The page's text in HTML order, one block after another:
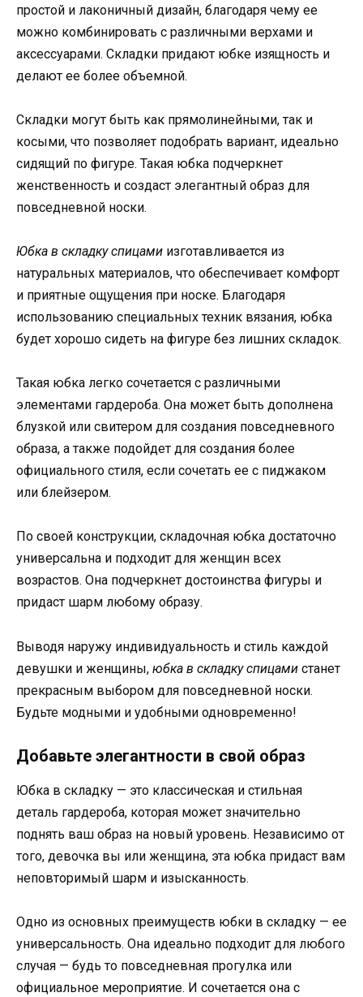
простой и лаконичный дизайн, благодаря чему ее
можно комбинировать с различными верхами и
аксессуарами. Складки придают юбке изящность и
делают ее более объемной.
Складки могут быть как прямолинейными, так и
косыми, что позволяет подобрать вариант, идеально
сидящий по фигуре. Такая юбка подчеркнет
женственность и создаст элегантный образ для
повседневной носки.
Юбка в складку спицами изготавливается из
натуральных материалов, что обеспечивает комфорт
и приятные ощущения при носке. Благодаря
использованию специальных техник вязания, юбка
будет хорошо сидеть на фигуре без лишних складок.
Такая юбка легко сочетается с различными
элементами гардероба. Она может быть дополнена
блузкой или свитером для создания повседневного
образа, а также подойдет для создания более
официального стиля, если сочетать ее с пиджаком
или блейзером.
По своей конструкции, складочная юбка достаточно
универсальна и подходит для женщин всех
возрастов. Она подчеркнет достоинства фигуры и
придаст шарм любому образу.
Выводя наружу индивидуальность и стиль каждой
девушки и женщины, юбка в складку спицами станет
прекрасным выбором для повседневной носки.
Будьте модными и удобными одновременно!
Добавьте элегантности в свой образ
Юбка в складку — это классическая и стильная
деталь гардероба, которая может значительно
поднять ваш образ на новый уровень. Независимо от
того, девочка вы или женщина, эта юбка придаст вам
неповторимый шарм и изысканность.
Одно из основных преимуществ юбки в складку — ее
универсальность. Она идеально подходит для любого
случая — будь то повседневная прогулка или
официальное мероприятие. И сочетается она с